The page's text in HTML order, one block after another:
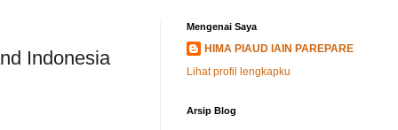
Indonesia
Mengenai Saya
HIMA PIAUD IAIN PAREPARE
Lihat profil lengkapku
Arsip Blog